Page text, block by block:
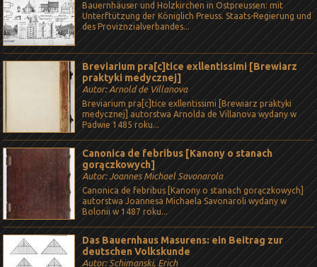
Bauernhäuser und Holzkirchen in Ostpreussen: mit
Unterftützung der Königlich Preuss. Staats-Regierung und
des Proviznzialverbandes...
Breviarium pra[c]tice exllentissimi [Brewiarz
praktyki medycznej]
Autor: Arnold de Villanova
Breviarium pra[c]tice exllentissimi [Brewiarz praktyki
medycznej] autorstwa Arnolda de Villanova wydany w
Padwie 1485 roku...
Canonica de febribus [Kanony o stanach
gorączkowych]
Autor: Joannes Michael Savonarola
Canonica de febribus [Kanony o stanach gorączkowych]
autorstwa Joannesa Michaela Savonaroli wydany w
Bolonii w 1487 roku...
Das Bauernhaus Masurens: ein Beitrag zur
deutschen Volkskunde
Autor: Schimanski, Erich